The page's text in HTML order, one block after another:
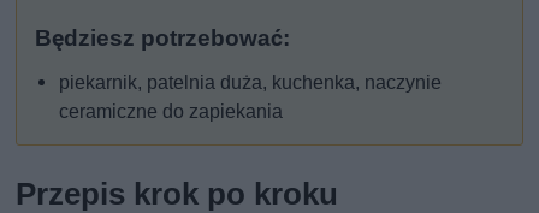
Będziesz potrzebować:
piekarnik, patelnia duża, kuchenka, naczynie
ceramiczne do zapiekania
Przepis krok po kroku